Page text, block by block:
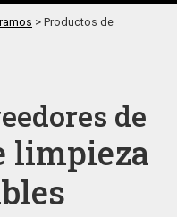
> Productos de
de
limpieza